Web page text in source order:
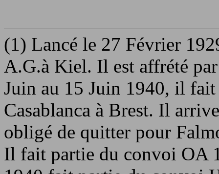
(1) Lancé le 27 Février
A.G.à Kiel. Il est affrété
Juin au 15 Juin 1940, il
Casablanca à Brest. Il
obligé de quitter pour
Il fait partie du convoi OA